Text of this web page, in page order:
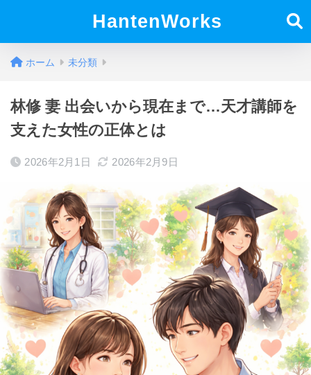
HantenWorks
ホーム 未分類
林修 妻 出会いから現在まで…天才講師を
支えた女性の正体とは
2026年2月1日 2026年2月9日